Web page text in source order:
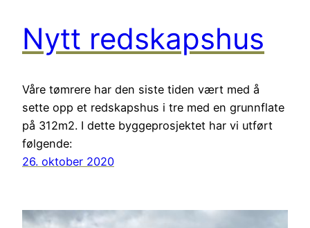
Nytt redskapshus
Våre tømrere har den siste tiden vært med å
sette opp et redskapshus i tre med en grunnflate
på 312m2. I dette byggeprosjektet har vi utført
følgende:
26. oktober 2020